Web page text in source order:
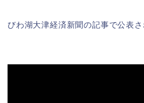
びわ湖大津経済新聞の記事で公表さ